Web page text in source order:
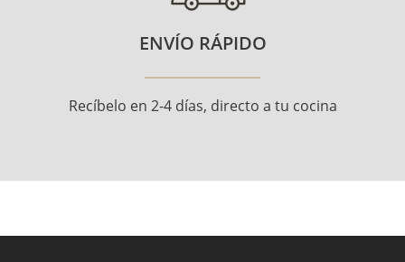
ENVÍO RÁPIDO
Recíbelo en 2-4 días, directo a tu cocina